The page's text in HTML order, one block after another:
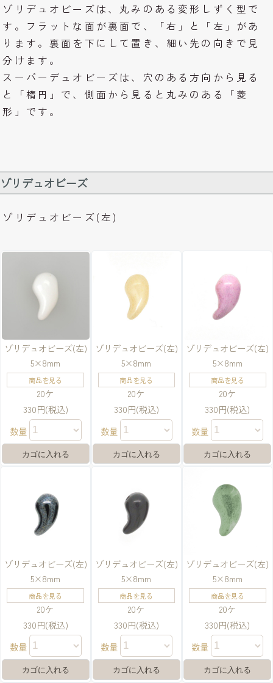
ゾリデュオビーズは、丸みのある変形しずく型で
す。フラットな面が裏面で、「右」と「左」があ
ります。裏面を下にして置き、細い先の向きで見
分けます。
スーパーデュオビーズは、穴のある方向から見る
と「楕円」で、側面から見ると丸みのある「菱
形」です。
ゾリデュオビーズ
ゾリデュオビーズ(左)
ゾリデュオビーズ(左)
5×8mm
商品を見る
20ケ
330円(税込)
数量
ゾリデュオビーズ(左)
5×8mm
商品を見る
20ケ
330円(税込)
数量
ゾリデュオビーズ(左)
5×8mm
商品を見る
20ケ
330円(税込)
数量
ゾリデュオビーズ(左)
5×8mm
商品を見る
20ケ
330円(税込)
数量
ゾリデュオビーズ(左)
5×8mm
商品を見る
20ケ
330円(税込)
数量
ゾリデュオビーズ(左)
5×8mm
商品を見る
20ケ
330円(税込)
数量